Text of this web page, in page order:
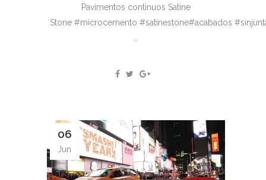
Pavimentos continuos Satine
Stone #microcemento #satinestone#acabados
...
06
Jun